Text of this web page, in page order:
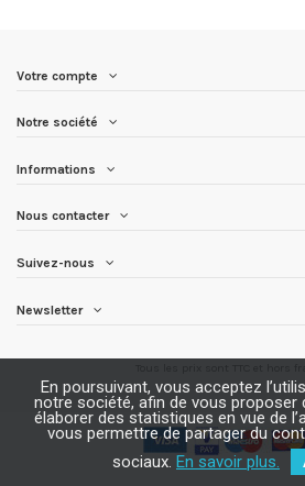
Votre compte
Notre société
Informations
Nous contacter
Suivez-nous
Newsletter
En poursuivant, vous acceptez
notre société, afin de vous proposer
élaborer des statistiques en vue de
vous permettre de partager du
sociaux. En savoir plus.